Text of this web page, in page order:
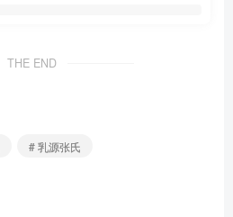
THE END
# 乳源张氏